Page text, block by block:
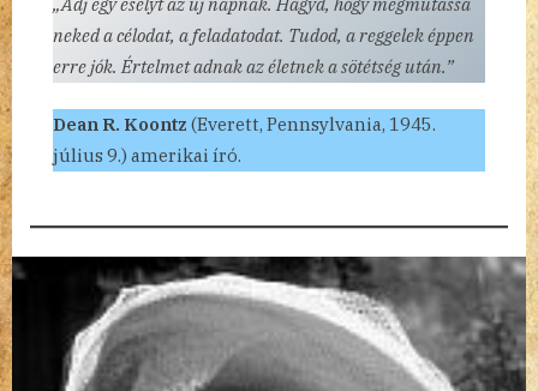
neked a célodat, a feladatodat. Tudod, a reggelek éppen
erre jók. Értelmet adnak az életnek a sötétség után.”
Dean R. Koontz (Everett, Pennsylvania, 1945.
július 9.) amerikai író.